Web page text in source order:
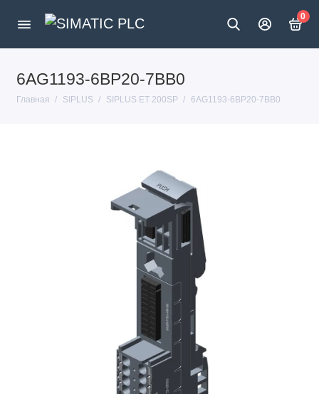
0
6AG1193-6BP20-7BB0
Главная SIPLUS SIPLUS ET 200SP 6AG1193-6BP20-7BB0